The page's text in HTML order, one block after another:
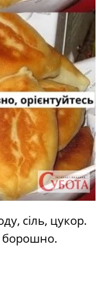
сіль, цукор.
борошно.